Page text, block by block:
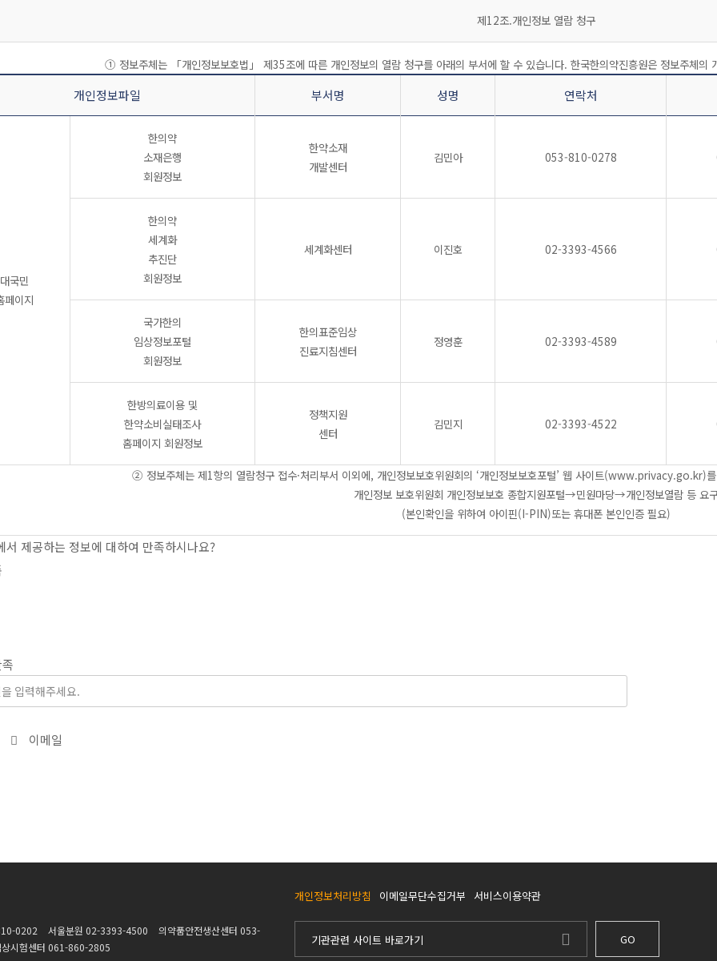
제12조.개인정보 열람 청구
① 정보주체는 「개인정보보호법」 제35조에 따른 개인정보의 열람 청구를 아래의 부서에 할 수 있습니다. 한국한의약진흥원은 정보주체의
개인정보파일 부서명 성명 연락처
대국민
페이지
한의약
소재은행
회원정보
한약소재
개발센터
김민아 053-810-0278
한의약
세계화
추진단
회원정보
세계화센터 이진호 02-3393-4566
국가한의
임상정보포털
회원정보
한의표준임상
진료지침센터
정영훈 02-3393-4589
한방의료이용 및
한약소비실태조사
홈페이지 회원정보
정책지원
센터
김민지 02-3393-4522
② 정보주체는 제1항의 열람청구 접수·처리부서 이외에, 개인정보보호위원회의 ‘개인정보보호포털’ 웹 사이트(www.privacy.go.kr)
개인정보 보호위원회 개인정보보호 종합지원포털→민원마당→개인정보열람 등 요
(본인확인을 위하여 아이핀(I-PIN)또는 휴대폰 본인인증 필요)
서 제공하는 정보에 대하여 만족하시나요?
이메일
0202 서울분원 02-3393-4500
의약품안전생산센터 053-
상시험센터 061-860-2805
개인정보처리방침 이메일무단수집거부 서비스이용약관
기관관련 사이트 바로가기 GO